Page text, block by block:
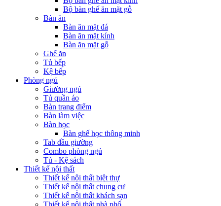
Bộ bàn ghế ăn mặt gỗ
Bàn ăn
Bàn ăn mặt đá
Bàn ăn mặt kính
Bàn ăn mặt gỗ
Ghế ăn
Tủ bếp
Kệ bếp
Phòng ngủ
Giường ngủ
Tủ quần áo
Bàn trang điểm
Bàn làm việc
Bàn học
Bàn ghế học thông minh
Tab đầu giường
Combo phòng ngủ
Tủ - Kệ sách
Thiết kế nội thất
Thiết kế nội thất biệt thự
Thiết kế nội thất chung cư
Thiết kế nội thất khách sạn